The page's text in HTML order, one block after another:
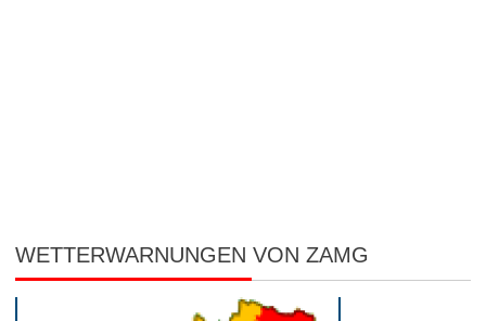
WETTERWARNUNGEN VON ZAMG